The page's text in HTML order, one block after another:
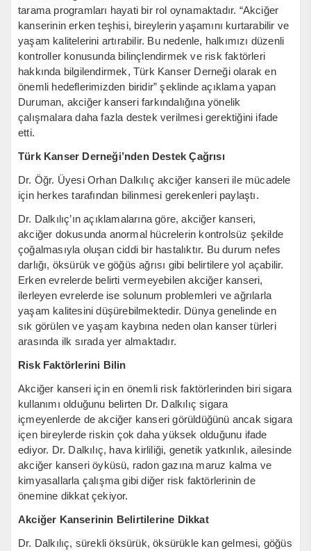
tarama programları hayati bir rol oynamaktadır. “Akciğer
kanserinin erken teşhisi, bireylerin yaşamını kurtarabilir ve
yaşam kalitelerini artırabilir. Bu nedenle, halkımızı düzenli
kontroller konusunda bilinçlendirmek ve risk faktörleri
hakkında bilgilendirmek, Türk Kanser Derneği olarak en
önemli hedeflerimizden biridir” şeklinde açıklama yapan
Duruman, akciğer kanseri farkındalığına yönelik
çalışmalara daha fazla destek verilmesi gerektiğini ifade
etti.
Türk Kanser Derneği’nden Destek Çağrısı
Dr. Öğr. Üyesi Orhan Dalkılıç akciğer kanseri ile mücadele
için herkes tarafından bilinmesi gerekenleri paylaştı.
Dr. Dalkılıç’ın açıklamalarına göre, akciğer kanseri,
akciğer dokusunda anormal hücrelerin kontrolsüz şekilde
çoğalmasıyla oluşan ciddi bir hastalıktır. Bu durum nefes
darlığı, öksürük ve göğüs ağrısı gibi belirtilere yol açabilir.
Erken evrelerde belirti vermeyebilen akciğer kanseri,
ilerleyen evrelerde ise solunum problemleri ve ağrılarla
yaşam kalitesini düşürebilmektedir. Dünya genelinde en
sık görülen ve yaşam kaybına neden olan kanser türleri
arasında ilk sırada yer almaktadır.
Risk Faktörlerini Bilin
Akciğer kanseri için en önemli risk faktörlerinden biri sigara
kullanımı olduğunu belirten Dr. Dalkılıç sigara
içmeyenlerde de akciğer kanseri görüldüğünü ancak sigara
içen bireylerde riskin çok daha yüksek olduğunu ifade
ediyor. Dr. Dalkılıç, hava kirliliği, genetik yatkınlık, ailesinde
akciğer kanseri öyküsü, radon gazına maruz kalma ve
kimyasallarla çalışma gibi diğer risk faktörlerinin de
önemine dikkat çekiyor.
Akciğer Kanserinin Belirtilerine Dikkat
Dr. Dalkılıç, sürekli öksürük, öksürükle kan gelmesi, göğüs